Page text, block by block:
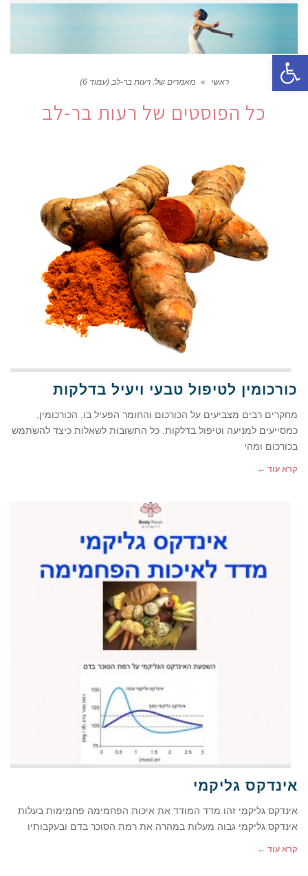
פתח סרגל נגישות
ראשי » מאמרים של: רעות בר-לב (עמוד 6)
כל הפוסטים של רעות בר-לב
כורכומין לטיפול טבעי ויעיל בדלקות
מחקרים רבים מצביעים על הכורכום והחומר הפעיל בו, הכורכומין,
כמסייעים למניעה וטיפול בדלקות. כל התשובות לשאלות כיצד להשתמש
בכורכום ומהי
קרא עוד ←
אינדקס גליקמי
אינדקס גליקמי זהו מדד המודד את איכות הפחמימה פחמימות בעלות
אינדקס גליקמי גבוה מעלות במהרה את רמת הסוכר בדם ובעקבותיו
קרא עוד ←